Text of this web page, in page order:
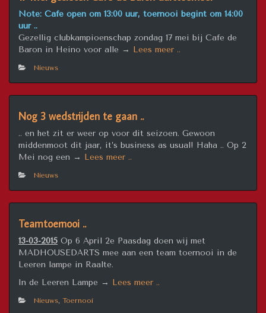
Note: Cafe open om 13:00 uur, toernooi begint om 14:00
uur ..
Gezellig clubkampioenschap zondag 17 mei bij Cafe de
Baron in Heino voor alle → Lees meer ..
Cafe
de
Nieuws
Nog 3 wedstrijden te gaan ..
.. en het zit er weer op voor dit seizoen. Gewoon
middenmoot dit jaar, it’s business as usual! Haha .. Op 2
Mei nog een → Lees meer ..
te
gaan
Nieuws
Teamtoernooi ..
13-03-2015 Op 6 April 2e Paasdag doen wij met
MADHOUSEDARTS mee aan een team toernooi in de
Leeren lampe in Raalte.
In de Leeren Lampe → Lees meer ..
Nieuws Toernooi